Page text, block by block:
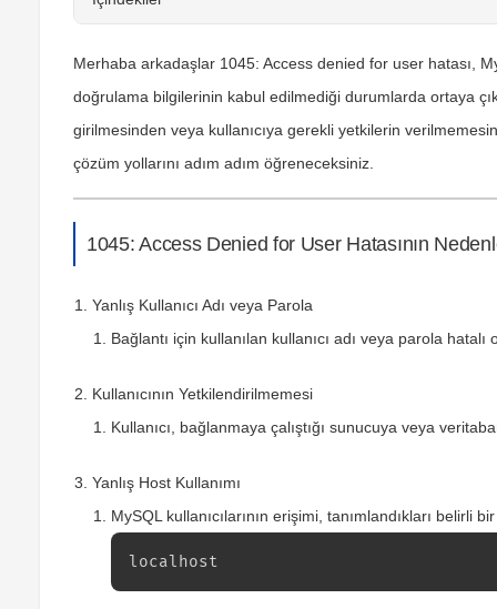
Merhaba arkadaşlar 1045: Access denied for user hatası,
doğrulama bilgilerinin kabul edilmediği durumlarda ortaya
girilmesinden veya kullanıcıya gerekli yetkilerin
çözüm yollarını adım adım öğreneceksiniz.
1045: Access Denied for User Hatasının
Yanlış Kullanıcı Adı veya Parola
Bağlantı için kullanılan kullanıcı adı veya parola hatalı
Kullanıcının Yetkilendirilmemesi
Kullanıcı, bağlanmaya çalıştığı sunucuya veya
Yanlış Host Kullanımı
MySQL kullanıcılarının erişimi, tanımlandıkları belirli
localhost